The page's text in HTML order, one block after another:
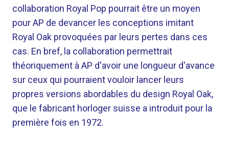
collaboration Royal Pop pourrait être un moyen
pour AP de devancer les conceptions imitant
Royal Oak provoquées par leurs pertes dans ces
cas. En bref, la collaboration permettrait
théoriquement à AP d'avoir une longueur d'avance
sur ceux qui pourraient vouloir lancer leurs
propres versions abordables du design Royal Oak,
que le fabricant horloger suisse a introduit pour la
première fois en 1972.